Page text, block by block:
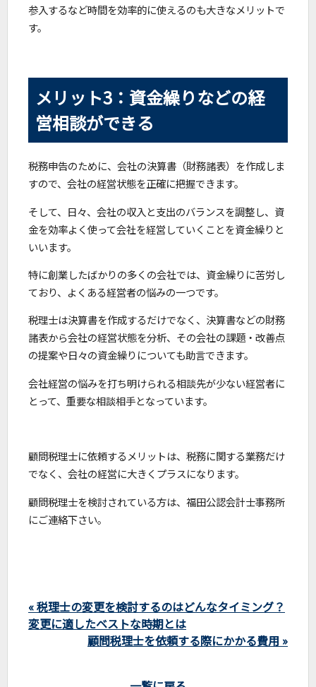
参入するなど時間を効率的に使えるのも大きなメリットで
す。
メリット3：資金繰りなどの経
営相談ができる
税務申告のために、会社の決算書（財務諸表）を作成しま
すので、会社の経営状態を正確に把握できます。
そして、日々、会社の収入と支出のバランスを調整し、資
金を効率よく使って会社を経営していくことを資金繰りと
いいます。
特に創業したばかりの多くの会社では、資金繰りに苦労し
ており、よくある経営者の悩みの一つです。
税理士は決算書を作成するだけでなく、決算書などの財務
諸表から会社の経営状態を分析、その会社の課題・改善点
の提案や日々の資金繰りについても助言できます。
会社経営の悩みを打ち明けられる相談先が少ない経営者に
とって、重要な相談相手となっています。
顧問税理士に依頼するメリットは、税務に関する業務だけ
でなく、会社の経営に大きくプラスになります。
顧問税理士を検討されている方は、福田公認会計士事務所
にご連絡下さい。
« 税理士の変更を検討するのはどんなタイミング？
変更に適したベストな時期とは
顧問税理士を依頼する際にかかる費用 »